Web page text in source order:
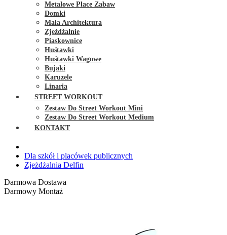
Metalowe Place Zabaw
Domki
Mała Architektura
Zjeżdżalnie
Piaskownice
Huśtawki
Huśtawki Wagowe
Bujaki
Karuzele
Linaria
STREET WORKOUT
Zestaw Do Street Workout Mini
Zestaw Do Street Workout Medium
KONTAKT
Dla szkół i placówek publicznych
Zjeżdżalnia Delfin
Darmowa Dostawa
Darmowy Montaż